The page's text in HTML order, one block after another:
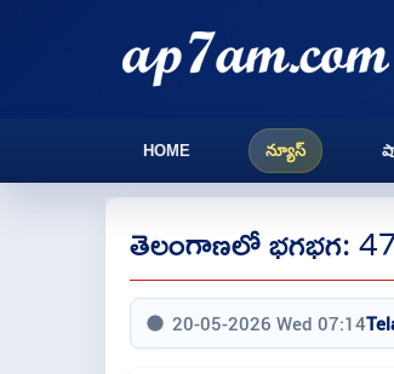
HOME న్యూస్
తెలంగాణలో భగభగ: 47
20-05-2026 Wed 07:14